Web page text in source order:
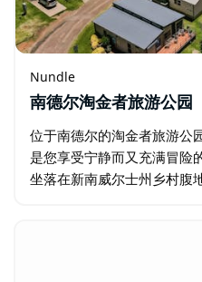
Nundle
南德尔淘金者旅游公园
位于南德尔的淘金者旅游公
是您享受宁静而又充满冒险
坐落在新南威尔士州乡村腹